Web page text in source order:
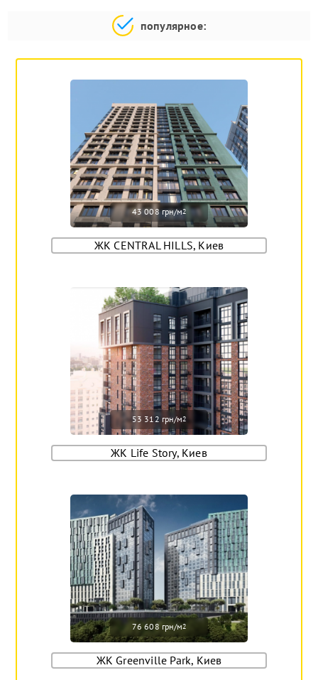
популярное:
43 008 грн/м2
ЖК CENTRAL HILLS, Киев
53 312 грн/м2
ЖК Life Story, Киев
76 608 грн/м2
ЖК Greenville Park, Киев